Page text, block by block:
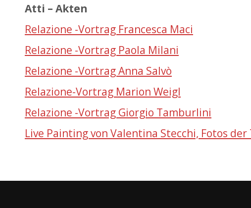
Atti – Akten
Relazione -Vortrag Francesca Maci
Relazione -Vortrag Paola Milani
Relazione -Vortrag Anna Salvò
Relazione-Vortrag Marion Weigl
Relazione -Vortrag Giorgio Tamburlini
Live Painting von Valentina Stecchi, Fotos der